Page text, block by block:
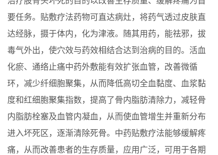
要任务。贴敷疗法药物可直达病灶，将药气透过皮肤直
达经脉，摄于体内，化为津液。随其用药，能祛邪，拔
毒气外出，使穴效与药效相结合达到治病的目的。活血
化瘀、通络止痛中药外敷能有效扩张血管，改善微循
环，减少纤细胞聚集，从而降低高切全血黏度、血浆黏
度和红细胞聚集指数，提高了骨内脂肪清除力，减轻骨
内脂肪栓塞及血管内凝血，从而使血管增生并重新分布
进入坏死区，逐渐清除死骨。中药贴敷疗法能够缓解疼
痛，从而改善患者的生存质量，应用广泛，可用于各期